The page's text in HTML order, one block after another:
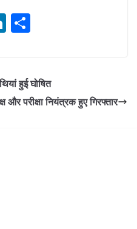
Li
e
dI
e
हुई घोषित
परीक्षा नियंत्रक हुए गिरफ्तार